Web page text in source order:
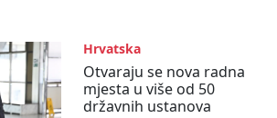
Hrvatska
Otvaraju se nova radna
mjesta u više od 50
državnih ustanova